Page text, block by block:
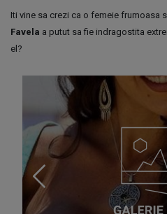
Iti vine sa crezi ca o femeie frumoasa
Favela a putut sa fie indragostita
el?